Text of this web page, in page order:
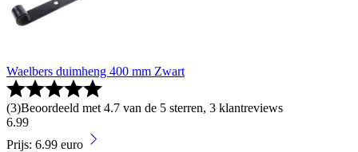
Waelbers duimheng 400 mm Zwart
(3)Beoordeeld met 4.7 van de 5 sterren, 3 klantreviews
6.99
Prijs: 6.99 euro